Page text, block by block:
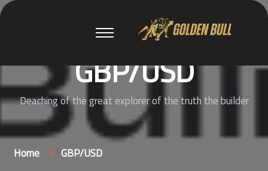
GBP/USD
Deaching of the great explorer of the truth the builder
Home GBP/USD